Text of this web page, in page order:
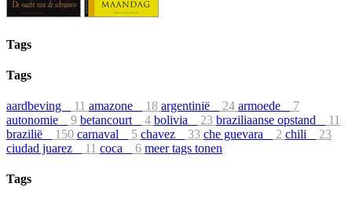
Tags
Tags
aardbeving 11 amazone 18 argentinië 24 armoede
7
autonomie
9 betancourt 4 bolivia 23 braziliaanse opstand
11
brazilië
150 carnaval 5 chavez 33 che guevara 2 chili
23
ciudad juarez
11 coca 6 meer tags tonen
Tags